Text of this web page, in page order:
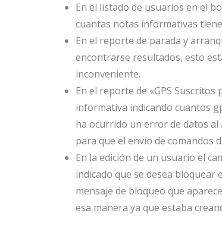
En el listado de usuarios en el
cuantas notas informativas
En el reporte de parada y
encontrarse resultados, esto
inconveniente.
En el reporte de «GPS
informativa indicando cuantos
ha ocurrido un error de datos
para que el envío de comandos
En la edición de un usuario el
indicado que se desea bloquear
mensaje de bloqueo que
esa manera ya que estaba